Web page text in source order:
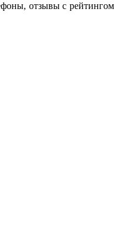
отзывы с рейтингом